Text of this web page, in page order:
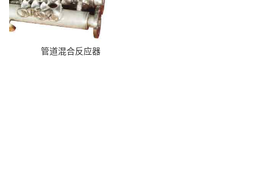
管道混合反应器